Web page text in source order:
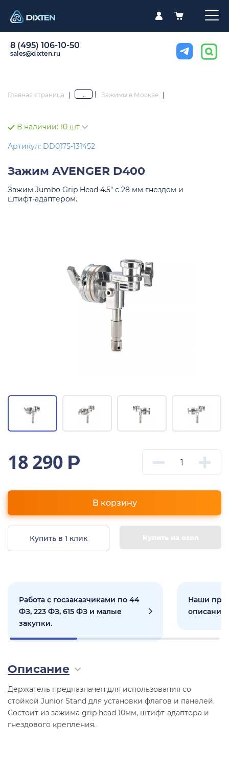
8 (495) 106-10-50
sales@dixten.ru
Главная страница | ... Зажимы в Москве |
В наличии: 10 шт
Артикул: DD0175-131452
Зажим AVENGER D400
Зажим Jumbo Grip Head 4.5" с 28 мм гнездом и
штифт-адаптером.
18 290 Р
В корзину
Купить в 1 клик Купить на ozon
Работа с госзаказчиками по 44
ФЗ, 223 ФЗ, 615 ФЗ и малые
закупки.
Наши
Описание
Держатель предназначен для использования со
стойкой Junior Stand для установки флагов и панелей.
Состоит из зажима grip head 10мм, штифт-адаптера и
гнездового крепления.